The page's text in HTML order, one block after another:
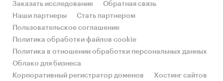
области:
г.Алматы, Алматинская область, Туркестанская
область, Карагандинская область,
Костанайская область, Восточно-Казахстанская
область, Актюбинская область, Акмолинская
область, Жамбылская область, г.Шымкент и
Заказать исследование
Обратная связь
Наши партнеры
Стать партнером
Пользовательское соглашение
Политика обработки файлов cookie
Политика в отношении обработки персональных данных
Облако для бизнеса
Корпоративный регистратор доменов
Хостинг сайтов